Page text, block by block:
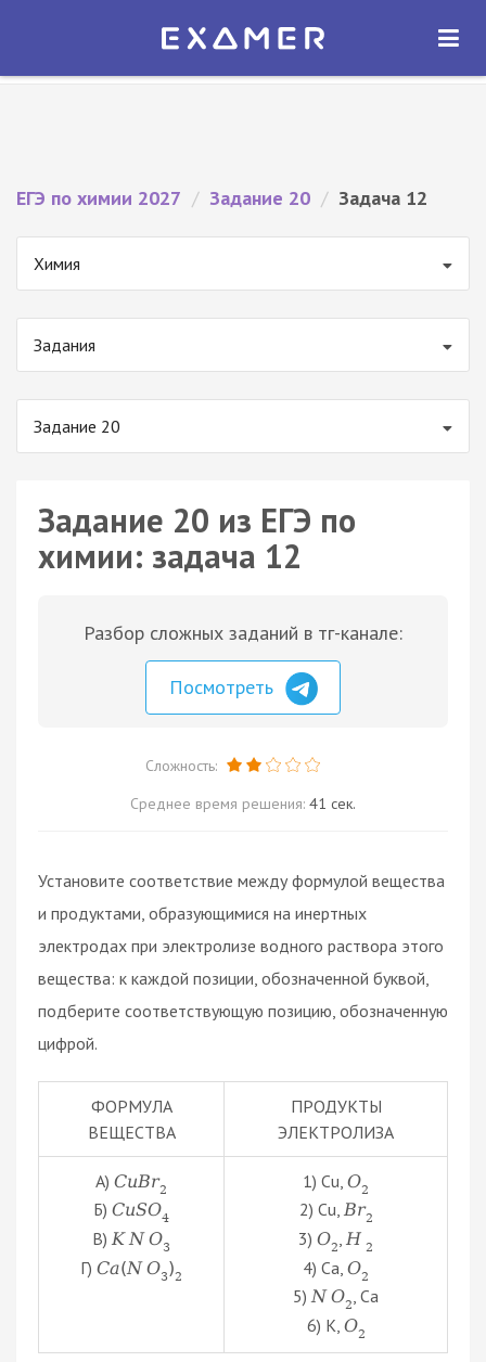
Экзамер — ЕГЭ 2027
ОТКРЫТЬ
ЕГЭ по химии 2027 / Задание 20 / Задача 12
Химия
Задания
Задание 20
Задание 20 из ЕГЭ по
химии: задача 12
Разбор сложных заданий в тг-канале:
Посмотреть
Сложность:
Среднее время решения: 41 сек.
Установите соответствие между формулой вещества
и продуктами, образующимися на инертных
электродах при электролизе водного раствора этого
вещества: к каждой позиции, обозначенной буквой,
подберите соответствующую позицию, обозначенную
цифрой.
ФОРМУЛА
ВЕЩЕСТВА
ПРОДУКТЫ
ЭЛЕКТРОЛИЗА
А) CuBr2
Б) CuSO4
В)KN O3
Г)Ca(N O3)2
1) Cu, O2
2) Cu, Br2
3)O2,H 2
4) Ca, O2
5)N O2, Ca
6) K, O2